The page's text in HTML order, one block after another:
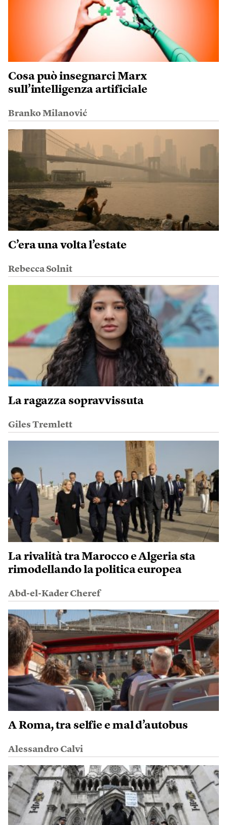
Cosa può insegnarci Marx
sull’intelligenza artificiale
Branko Milanović
C’era una volta l’estate
Rebecca Solnit
La ragazza sopravvissuta
Giles Tremlett
La rivalità tra Marocco e Algeria sta
rimodellando la politica europea
Abd-el-Kader Cheref
A Roma, tra selfie e mal d’autobus
Alessandro Calvi